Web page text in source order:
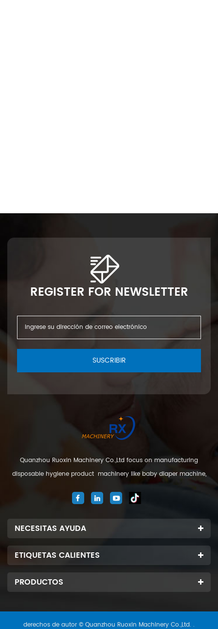
REGISTER FOR NEWSLETTER
SUSCRIBIR
Quanzhou Ruoxin Machinery Co.,Ltd focus on manufacturing
disposable hygiene product machinery like baby diaper machine,
machine. We are located in Jinjiang city, Fujian Province, China. And
NECESITAS AYUDA
ETIQUETAS CALIENTES
PRODUCTOS
derechos de autor © Quanzhou Ruoxin Machinery Co.,Ltd. .